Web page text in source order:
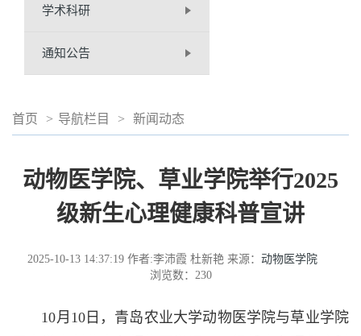
学术科研
通知公告
首页 > 导航栏目 > 新闻动态
动物医学院、草业学院举行2025
级新生心理健康科普宣讲
2025-10-13 14:37:19 作者:李沛霞 杜新艳 来源： 动物医学院
浏览数： 230
10月10日，青岛农业大学动物医学院与草业学院